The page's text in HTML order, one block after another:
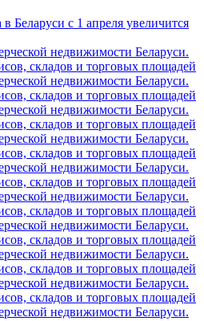
Беларуси с 1 апреля увеличится
недвижимости Беларуси.
складов и торговых площадей
недвижимости Беларуси.
складов и торговых площадей
недвижимости Беларуси.
складов и торговых площадей
недвижимости Беларуси.
складов и торговых площадей
недвижимости Беларуси.
складов и торговых площадей
недвижимости Беларуси.
складов и торговых площадей
недвижимости Беларуси.
складов и торговых площадей
недвижимости Беларуси.
складов и торговых площадей
недвижимости Беларуси.
складов и торговых площадей
недвижимости Беларуси.